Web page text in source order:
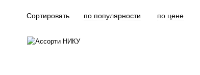
Сортировать по популярности по цене